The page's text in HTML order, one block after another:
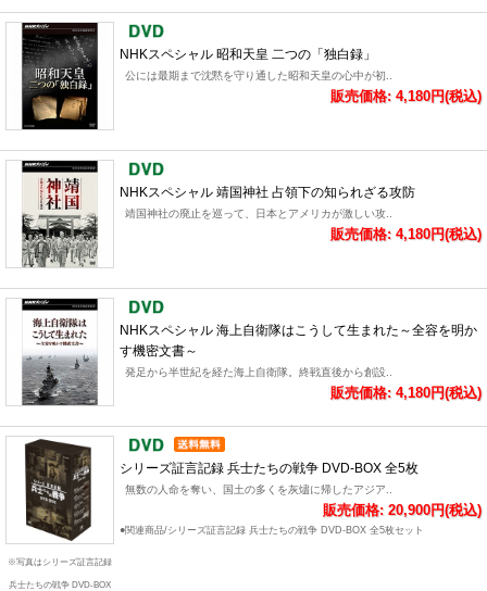
NHKスペシャル 昭和天皇 二つの「独白録」
公には最期まで沈黙を守り通した昭和天皇の心中が初..
販売価格: 4,180円(税込)
NHKスペシャル 靖国神社 占領下の知られざる攻防
靖国神社の廃止を巡って、日本とアメリカが激しい攻..
販売価格: 4,180円(税込)
NHKスペシャル 海上自衛隊はこうして生まれた～全容を明か
す機密文書～
発足から半世紀を経た海上自衛隊。終戦直後から創設..
販売価格: 4,180円(税込)
※写真はシリーズ証言記録
兵士たちの戦争 DVD-BOX
シリーズ証言記録 兵士たちの戦争 DVD-BOX 全5枚
無数の人命を奪い、国土の多くを灰燼に帰したアジア..
販売価格: 20,900円(税込)
●関連商品/シリーズ証言記録 兵士たちの戦争 DVD-BOX 全5枚セット